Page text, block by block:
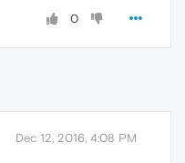
0
Dec 12, 2016, 4:08 PM